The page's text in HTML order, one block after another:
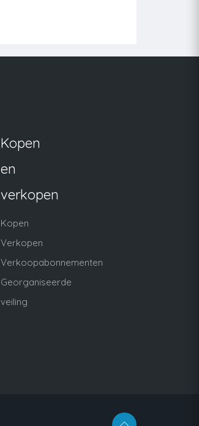
Kopen
en
verkopen
Kopen
Verkopen
Verkoopabonnementen
Georganiseerde
veiling